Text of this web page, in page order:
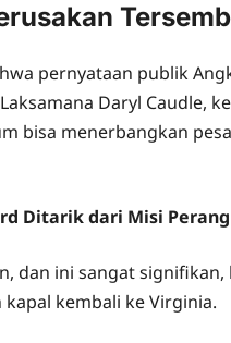
pernyataan publik
Daryl Caudle,
bisa menerbangkan
Ditarik dari Misi
dan ini sangat
kembali ke Virginia.